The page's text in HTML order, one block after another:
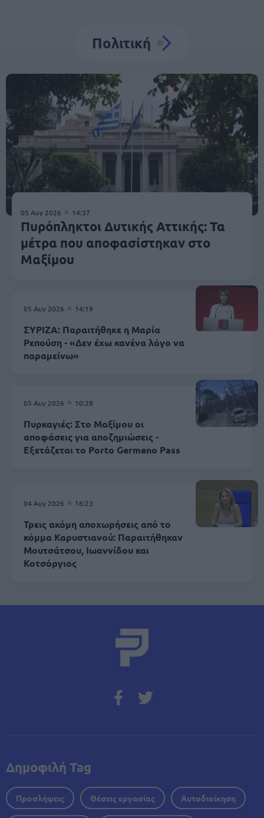
Πολιτική
05 Αυγ 2026 14:37
Πυρόπληκτοι Δυτικής Αττικής: Τα
μέτρα που αποφασίστηκαν στο
Μαξίμου
05 Αυγ 2026 14:19
ΣΥΡΙΖΑ: Παραιτήθηκε η Μαρία
Ρεπούση - «Δεν έχω κανένα λόγο να
παραμείνω»
05 Αυγ 2026 10:28
Πυρκαγιές: Στο Μαξίμου οι
αποφάσεις για αποζημιώσεις -
Εξετάζεται το Porto Germeno Pass
04 Αυγ 2026 16:23
Τρεις ακόμη αποχωρήσεις από το
κόμμα Καρυστιανού: Παραιτήθηκαν
Μουτσάτσου, Ιωαννίδου και
Κοτσόργιος
Δημοφιλή Tag
Προσλήψεις Θέσεις εργασίας Αυτοδιοίκηση